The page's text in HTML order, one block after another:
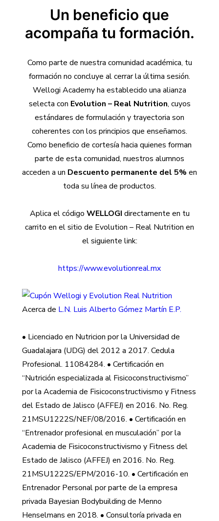
Un beneficio que
acompaña tu formación.
Como parte de nuestra comunidad académica, tu
formación no concluye al cerrar la última sesión.
Wellogi Academy ha establecido una alianza
selecta con Evolution – Real Nutrition, cuyos
estándares de formulación y trayectoria son
coherentes con los principios que enseñamos.
Como beneficio de cortesía hacia quienes forman
parte de esta comunidad, nuestros alumnos
acceden a un Descuento permanente del 5% en
toda su línea de productos.
Aplica el código WELLOGI directamente en tu
carrito en el sitio de Evolution – Real Nutrition en
el siguiente link:
https://www.evolutionreal.mx
Acerca de L.N. Luis Alberto Gómez Martín E.P.
• Licenciado en Nutricion por la Universidad de
Guadalajara (UDG) del 2012 a 2017. Cedula
Profesional. 11084284. • Certificación en
“Nutrición especializada al Fisicoconstructivismo”
por la Academia de Fisicoconstructivismo y Fitness
del Estado de Jalisco (AFFEJ) en 2016. No. Reg.
21MSU1222S/NEF/08/2016. • Certificación en
“Entrenador profesional en musculación” por la
Academia de Fisicoconstructivismo y Fitness del
Estado de Jalisco (AFFEJ) en 2016. No. Reg.
21MSU1222S/EPM/2016-10. • Certificación en
Entrenador Personal por parte de la empresa
privada Bayesian Bodybuilding de Menno
Henselmans en 2018. • Consultoría privada en